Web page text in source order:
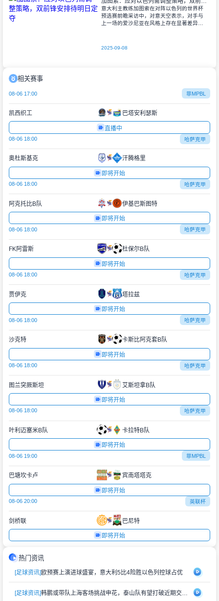
意大利主教练加图索在对阵以色列的世界杯
预选赛前瞻采访中，对意天空表示，对手与
上一场的爱沙尼亚在风格上存在显著差异。
出色的
2025-09-08
相关赛事
08-06 17:00 菲MPBL
凯西织工 巴塔安利瑟斯
直播中
08-06 18:00 哈萨克甲
奥杜斯基克 汗腾格里
即将开始
08-06 18:00 哈萨克甲
阿克托比B队 伊基巴斯图特
即将开始
08-06 18:00 哈萨克甲
FK阿雷斯 杜保尔B队
即将开始
08-06 18:00 哈萨克甲
贾伊克 塔拉兹
即将开始
08-06 18:00 哈萨克甲
沙克特 卡斯比阿克套B队
即将开始
08-06 18:00 哈萨克甲
图兰突厥斯坦 艾斯坦拿B队
即将开始
08-06 18:00 哈萨克甲
叶利迈塞米B队 卡拉特B队
即将开始
08-06 19:00 菲MPBL
巴塘坎卡卢 宾南塔塔克
即将开始
08-06 20:00 英联杯
剑桥联 巴尼特
即将开始
热门资讯
[足球资讯]欧预赛上演进球盛宴，意大利5比4险胜以色列控球占优
[足球资讯]